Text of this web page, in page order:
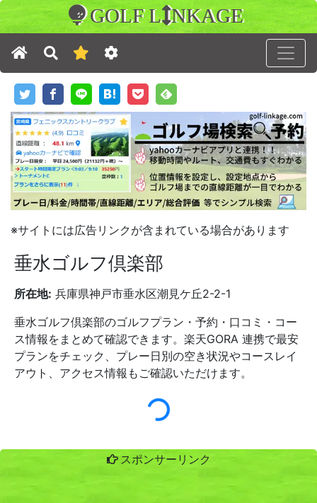
GOLF L NKAGE
※サイトには広告リンクが含まれている場合があります
垂水ゴルフ倶楽部
所在地: 兵庫県神戸市垂水区潮見ケ丘2-2-1
垂水ゴルフ倶楽部のゴルフプラン・予約・口コミ・コー
ス情報をまとめて確認できます。楽天GORA 連携で最安
プランをチェック、プレー日別の空き状況やコースレイ
アウト、アクセス情報もご確認いただけます。
スポンサーリンク